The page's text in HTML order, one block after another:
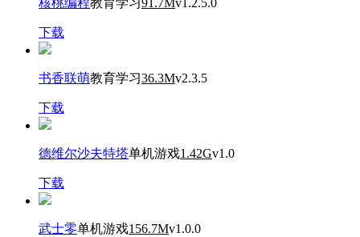
下载
书香联萌教育学习36.3Mv2.3.5
下载
德维尔沙夫特塔单机游戏1.42Gv1.0
下载
武士零单机游戏156.7Mv1.0.0